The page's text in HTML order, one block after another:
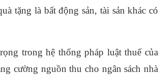
tặng là bất động sản, tài sản khác có
trong hệ thống pháp luật thuế của
cường nguồn thu cho ngân sách nhà